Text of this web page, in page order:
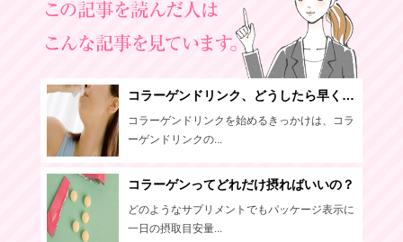
コラーゲンドリンク、どうしたら早く効果を実感できるの？
コラーゲンドリンクを始めるきっかけは、コラ
ーゲンドリンクの...
コラーゲンってどれだけ摂ればいいの？
どのようなサプリメントでもパッケージ表示に
一日の摂取目安量...